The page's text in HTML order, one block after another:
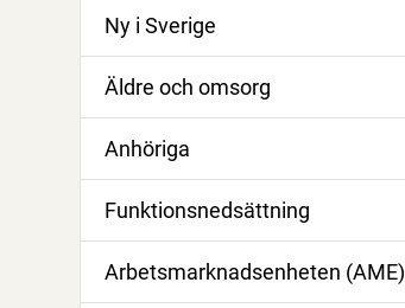
Ny i Sverige
Äldre och omsorg
Anhöriga
Funktionsnedsättning
Arbetsmarknadsenheten (AME)